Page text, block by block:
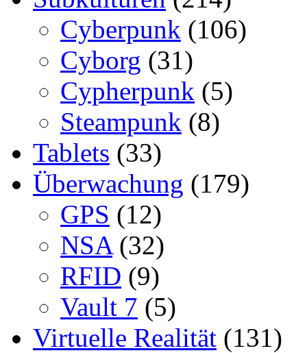
Cyberpunk (106)
Cyborg (31)
Cypherpunk (5)
Steampunk (8)
Tablets (33)
Überwachung (179)
GPS (12)
NSA(32)
RFID (9)
Vault 7 (5)
Virtuelle Realität (131)